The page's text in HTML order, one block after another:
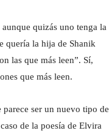
quizás uno tenga la
quería la hija de Shanik
las que más leen”. Sí,
que más leen.
ser un nuevo tipo de
de la poesía de Elvira